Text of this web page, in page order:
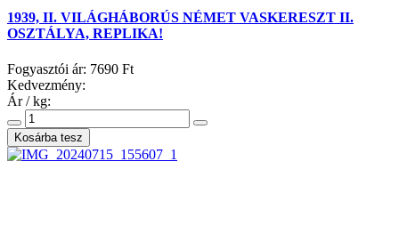
1939, II. VILÁGHÁBORÚS NÉMET VASKERESZT II.
OSZTÁLYA, REPLIKA!
Fogyasztói ár: 7690 Ft
Kedvezmény:
Ár / kg: